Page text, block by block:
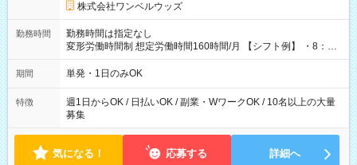
株式会社ワンベルウッズ
勤務時間
勤務時間は指定なし
変形労働時間制 想定労働時間160時間/月 【シフト例】 ・8：00
～21：00
期間 単発・1日のみOK
特徴
週1日からOK / 日払いOK / 副業・WワークOK / 10名以上の大量
募集
気になる！ 応募する 詳細へ